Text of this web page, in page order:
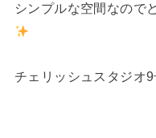
シンプルな空間なので
チェリッシュスタジオ